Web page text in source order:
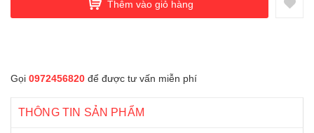
Thêm vào giỏ hàng
Gọi 0972456820 để được tư vấn miễn phí
THÔNG TIN SẢN PHẨM